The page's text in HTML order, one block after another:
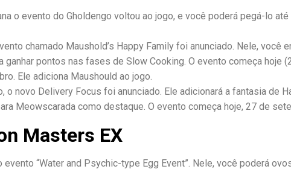
o evento do Gholdengo voltou ao jogo, e você poderá pegá-lo até
chamado Maushold’s Happy Family foi anunciado. Nele, você
ganhar pontos nas fases de Slow Cooking. O evento começa hoje
Ele adiciona Maushould ao jogo.
o novo Delivery Focus foi anunciado. Ele adicionará a fantasia de
Meowscarada como destaque. O evento começa hoje, 27 de
Masters EX
evento “Water and Psychic-type Egg Event”. Nele, você poderá